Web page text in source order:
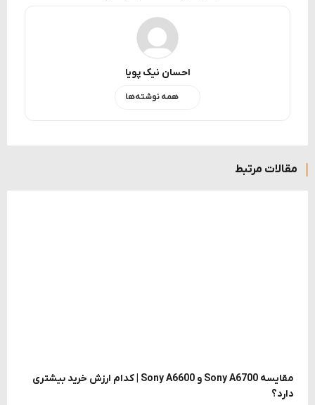
احسان نیک پویا
همه نوشته‌ها
مقالات مرتبط
مقایسه Sony A6700 و Sony A6600 | کدام ارزش خرید بیشتری
دارد؟